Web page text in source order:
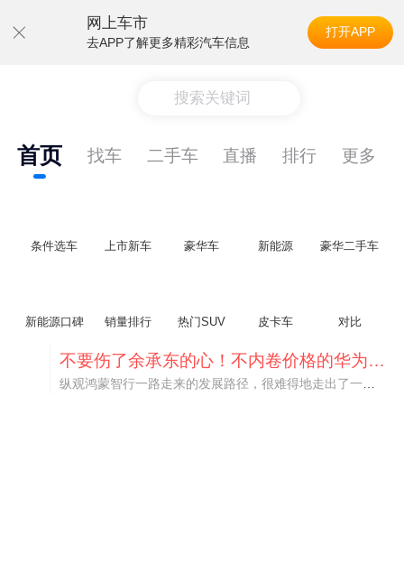
网上车市
去APP了解更多精彩汽车信息
打开APP
搜索关键词
首页 找车 二手车 直播 排行 更多
条件选车 上市新车 豪华车 新能源 豪华二手车
新能源口碑 销量排行 热门SUV 皮卡车 对比
不要伤了余承东的心！不内卷价格的华为，弥足珍贵！